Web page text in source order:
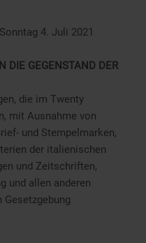
4. Juli 2021
DIE GEGENSTAND DER
die im Twenty
mit Ausnahme von
und Stempelmarken,
der italienischen
und Zeitschriften,
und allen anderen
Gesetzgebung